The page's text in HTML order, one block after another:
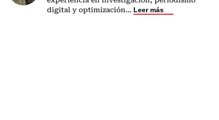
digital y optimización... Leer más